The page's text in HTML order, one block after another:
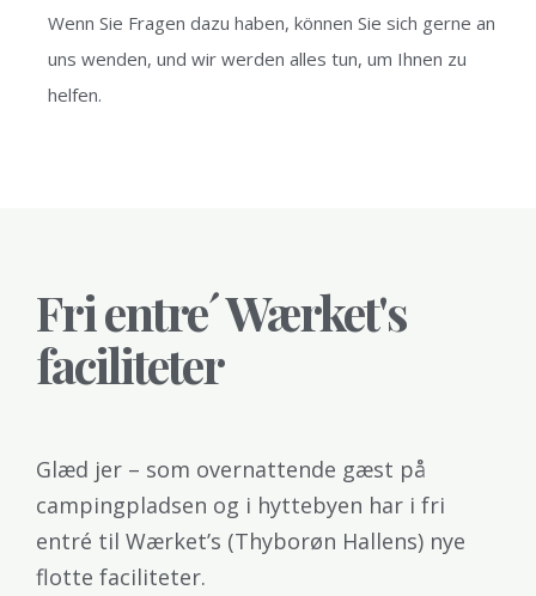
Wenn Sie Fragen dazu haben, können Sie sich gerne an
uns wenden, und wir werden alles tun, um Ihnen zu
helfen.
Fri entre´ Wærket's
faciliteter
Glæd jer – som overnattende gæst på
campingpladsen og i hyttebyen har i fri
entré til Wærket’s (Thyborøn Hallens) nye
flotte faciliteter.